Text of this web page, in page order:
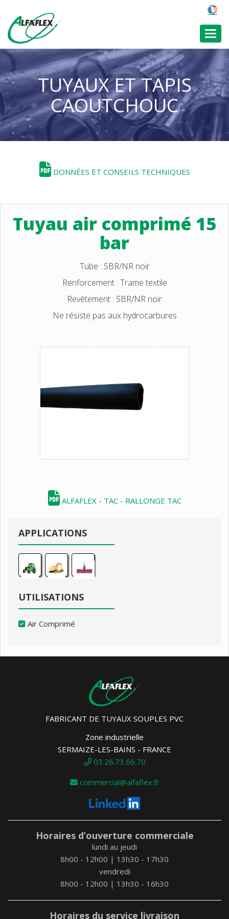
TUYAUX ET TAPIS
CAOUTCHOUC
DONNÉES ET CONSEILS TECHNIQUES
Tuyau air comprimé 15
bar
Tube : SBR/NR noir
Renforcement : Trame textile
Revêtement : SBR/NR noir
Ne résiste pas aux hydrocarbures
ALFAFLEX - TAC - RALLONGE TAC
APPLICATIONS
UTILISATIONS
Air Comprimé
FABRICANT DE TUYAUX SOUPLES PVC
Zone industrielle
SERMAIZE-LES-BAINS - FRANCE
03.26.73.66.70
commercial@alfaflex.fr
Horaires d’ouverture commerciale
lundi au jeudi
8h00 - 12h00 | 13h30 - 17h30
vendredi
8h00 - 12h00 | 13h30 - 16h30
Horaires du service livraison